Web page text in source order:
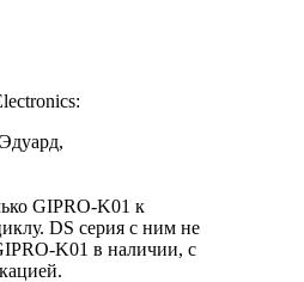
GIPRO-K01 к
DS серия с ним не
K01 в наличии, с